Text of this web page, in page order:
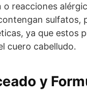
reacciones
sulfatos,
ya que estos
cuero cabelludo.
y